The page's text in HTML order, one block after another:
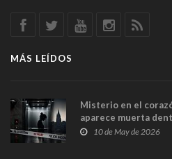
MÁS LEÍDOS
Misterio en el
aparece muerta
y las cámaras
10 de May de 2026